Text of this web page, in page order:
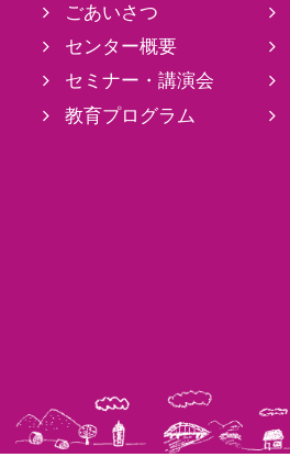
ごあいさつ
センター概要
セミナー・講演会
教育プログラム